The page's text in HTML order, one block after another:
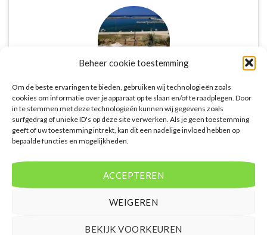
Beheer cookie toestemming
Om de beste ervaringen te bieden, gebruiken wij technologieën zoals
cookies om informatie over je apparaat op te slaan en/of te raadplegen. Door
in te stemmen met deze technologieën kunnen wij gegevens zoals
surfgedrag of unieke ID's op deze site verwerken. Als je geen toestemming
geeft of uw toestemming intrekt, kan dit een nadelige invloed hebben op
bepaalde functies en mogelijkheden.
ACCEPTEREN
WEIGEREN
BEKIJK VOORKEUREN
De website biedt een groot aanbod van lastminute
deals naar diverse populaire
vakantiebestemmingen. Met handige filters kun je
eenvoudig zoeken op reisduur, bestemming en
budget. De prijzen zijn zeer competitief en worden
continu vergeleken met andere aanbieders. Je hebt
dus altijd de garantie dat je de beste deal te pakken
hebt.
Puck Snoeren /Amsterdam